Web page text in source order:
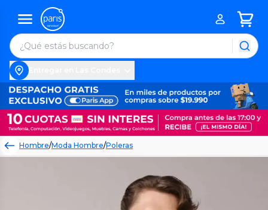
Hombre/Moda Hombre/Poleras